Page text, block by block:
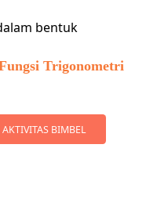
bentuk
Trigonometri
BIMBEL